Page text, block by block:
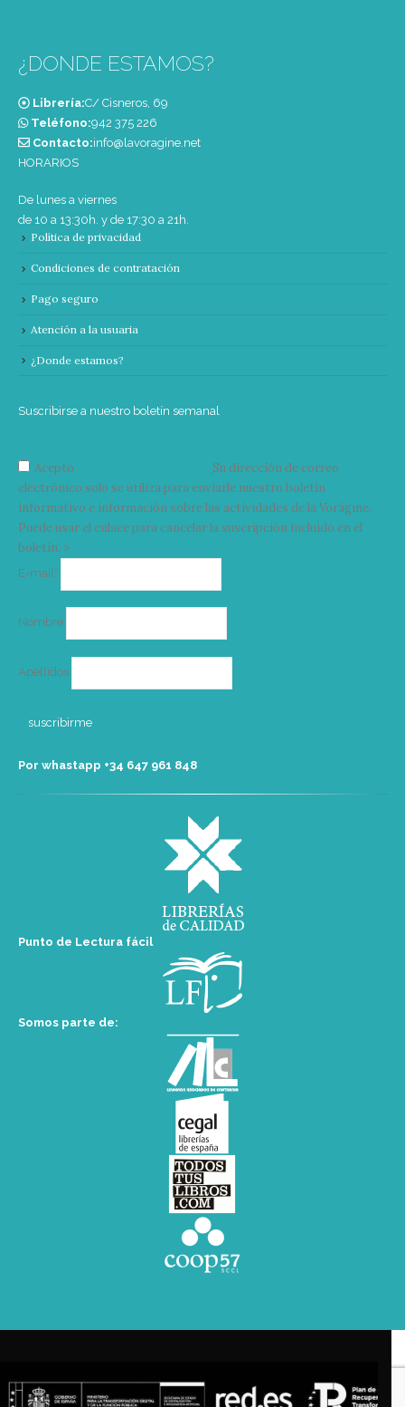
¿DONDE ESTAMOS?
Librería:C/ Cisneros, 69
Teléfono:‭942 375 226‬
Contacto:info@lavoragine.net
HORARIOS
De lunes a viernes
de 10 a 13:30h. y de 17:30 a 21h.
Política de privacidad
Condiciones de contratación
Pago seguro
Atención a la usuaria
¿Donde estamos?
Suscribirse a nuestro boletín semanal
Acepto
Su dirección de correo
electrónico solo se utiliza para enviarle nuestro boletín
informativo e información sobre las actividades de la Vorágine.
Puede usar el enlace para cancelar la suscripción incluido en el
boletín. >
E-mail*
Nombre
Apellidos
Por whastapp +34 ‭647 961 848‬
Punto de Lectura fácil
Somos parte de: